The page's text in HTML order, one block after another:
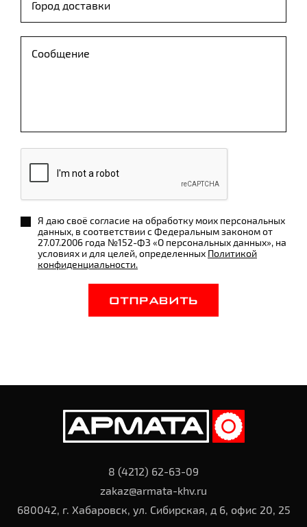
Я даю своё согласие на обработку моих персональных
данных, в соответствии с Федеральным законом от
27.07.2006 года №152-ФЗ «О персональных данных», на
условиях и для целей, определенных Политикой
конфиденциальности.
ОТПРАВИТЬ
8 (4212) 62-63-09
zakaz@armata-khv.ru
680042, г. Хабаровск, ул. Сибирская, д 6, офис 20, 25